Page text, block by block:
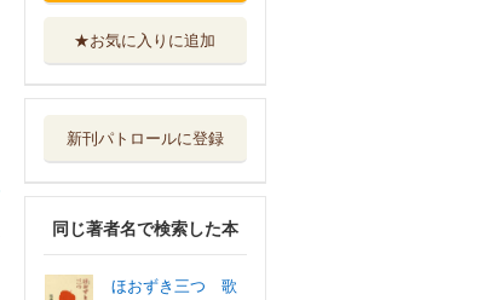
★お気に入りに追加
新刊パトロールに登録
同じ著者名で検索した本
ほおずき三つ 歌